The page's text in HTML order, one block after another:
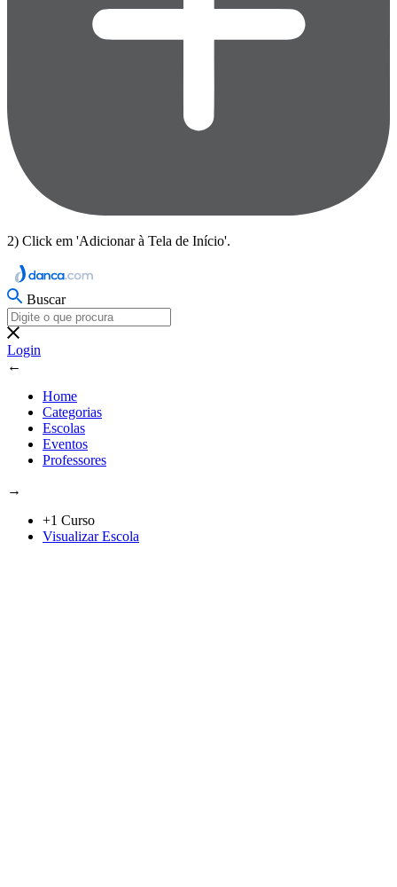
2) Click em 'Adicionar à Tela de Início'.
Buscar
Login
←
Home
Categorias
Escolas
Eventos
Professores
→
+1 Curso
Visualizar Escola